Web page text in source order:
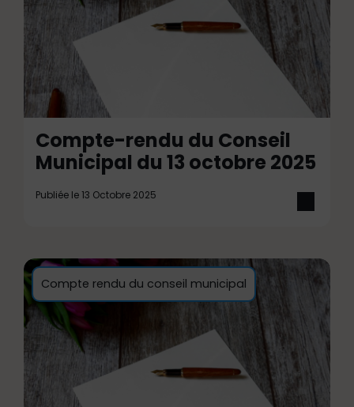
Compte-rendu du Conseil
Municipal du 13 octobre 2025
Publiée le 13 Octobre 2025
Compte rendu du conseil municipal